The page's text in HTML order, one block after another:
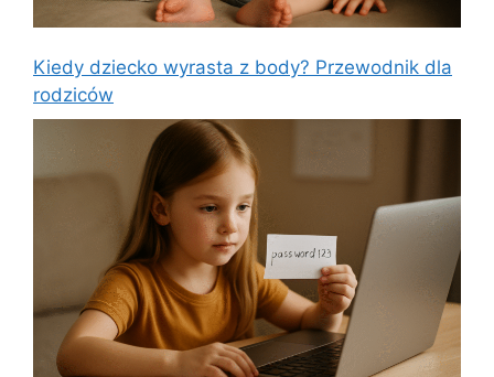
Kiedy dziecko wyrasta z body? Przewodnik dla
rodziców